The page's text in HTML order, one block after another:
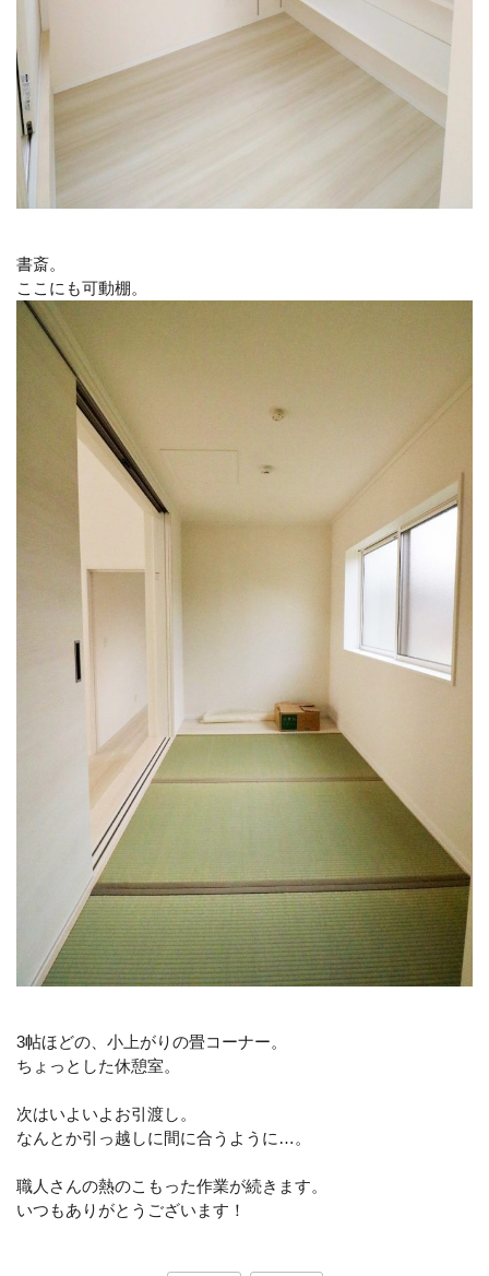
書斎。
ここにも可動棚。
3帖ほどの、小上がりの畳コーナー。
ちょっとした休憩室。
次はいよいよお引渡し。
なんとか引っ越しに間に合うように…。
職人さんの熱のこもった作業が続きます。
いつもありがとうございます！